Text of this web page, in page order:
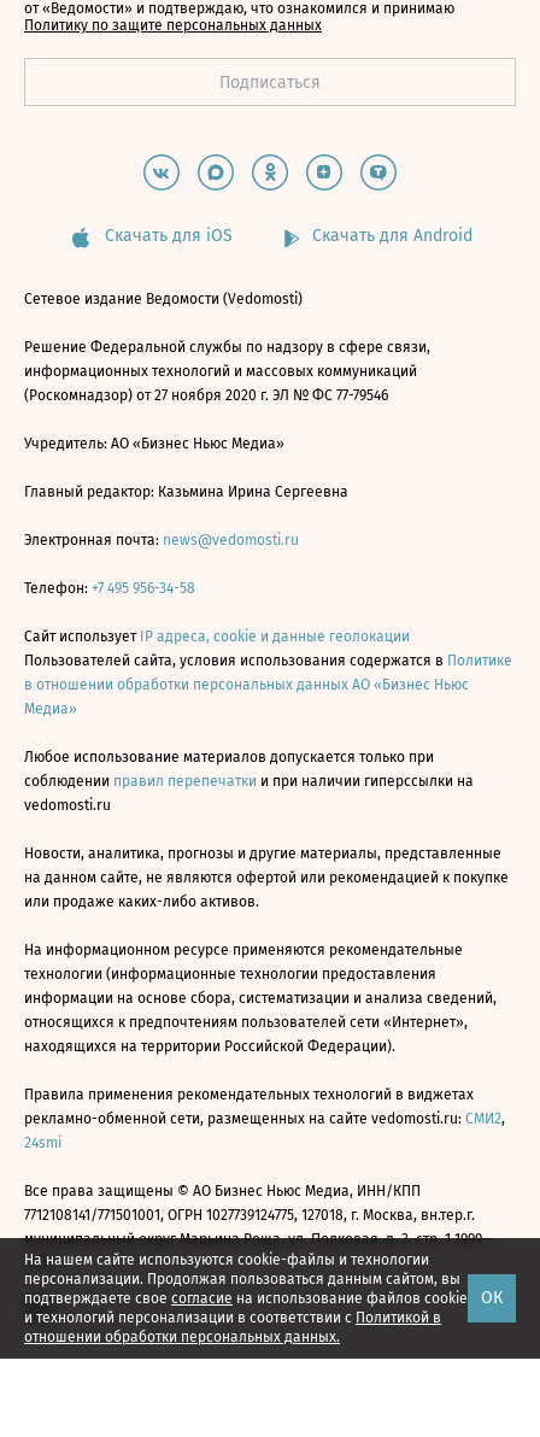
На нашем сайте используются cookie-файлы и технологии
персонализации. Продолжая пользоваться данным сайтом, вы
подтверждаете свое согласие на использование файлов cookie
и технологий персонализации в соответствии с Политикой в
отношении обработки персональных данных.
ОК
от «Ведомости» и подтверждаю, что ознакомился и принимаю
Политику по защите персональных данных
Скачать для iOS Скачать для Android
Сетевое издание Ведомости (Vedomosti)
Решение Федеральной службы по надзору в сфере связи,
информационных технологий и массовых коммуникаций
(Роскомнадзор) от 27 ноября 2020 г. ЭЛ № ФС 77-79546
Учредитель: АО «Бизнес Ньюс Медиа»
Главный редактор: Казьмина Ирина Сергеевна
Электронная почта: news@vedomosti.ru
Телефон: +7 495 956-34-58
Сайт использует IP адреса, cookie и данные геолокации
Пользователей сайта, условия использования содержатся в Политике
в отношении обработки персональных данных АО «Бизнес Ньюс
Медиа»
Любое использование материалов допускается только при
соблюдении правил перепечатки и при наличии гиперссылки на
vedomosti.ru
Новости, аналитика, прогнозы и другие материалы, представленные
на данном сайте, не являются офертой или рекомендацией к покупке
или продаже каких-либо активов.
На информационном ресурсе применяются рекомендательные
технологии (информационные технологии предоставления
информации на основе сбора, систематизации и анализа сведений,
относящихся к предпочтениям пользователей сети «Интернет»,
находящихся на территории Российской Федерации).
Правила применения рекомендательных технологий в виджетах
рекламно-обменной сети, размещенных на сайте vedomosti.ru: СМИ2,
24smi
Все права защищены © АО Бизнес Ньюс Медиа, ИНН/КПП
7712108141/771501001, ОГРН 1027739124775, 127018, г. Москва, вн.тер.г.
муниципальный округ Марьина Роща, ул. Полковая, д. 3, стр. 1 1999—
2026